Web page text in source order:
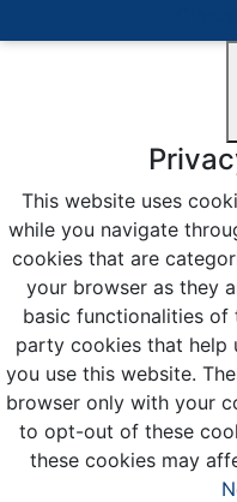
This website uses
while you navigate
cookies that are
your browser as they
basic functionalities of
party cookies that help
you use this website.
browser only with your
to opt-out of these
these cookies may